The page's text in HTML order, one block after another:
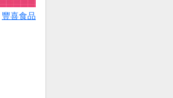
豐喜食品